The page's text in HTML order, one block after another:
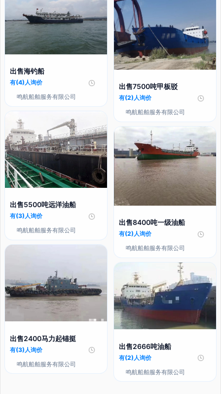
出售海钓船
有(4)人询价
鸣航船舶服务有限公司
出售5500吨远洋油船
有(3)人询价
鸣航船舶服务有限公司
出售2400马力起锚挺
有(3)人询价
鸣航船舶服务有限公司
出售7500吨甲板驳
有(2)人询价
鸣航船舶服务有限公司
出售8400吨一级油船
有(2)人询价
鸣航船舶服务有限公司
出售2666吨油船
有(2)人询价
鸣航船舶服务有限公司